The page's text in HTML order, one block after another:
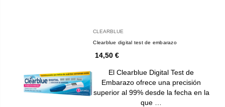
CLEARBLUE
Clearblue digital test de embarazo
14,50 €
El Clearblue Digital Test de
Embarazo ofrece una precisión
superior al 99% desde la fecha en la
que …